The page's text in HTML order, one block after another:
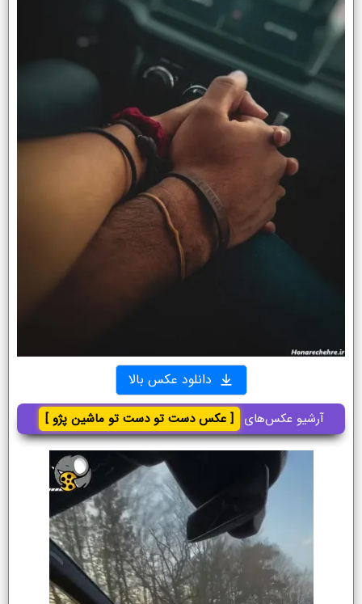
دانلود عکس بالا
آرشیو عکس‌های [ عکس دست تو دست تو ماشین پژو ]